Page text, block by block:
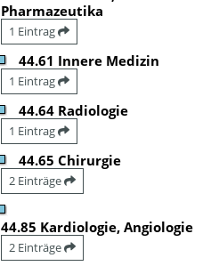
Pharmazeutika
1 Eintrag
44.61 Innere Medizin
1 Eintrag
44.64 Radiologie
1 Eintrag
44.65 Chirurgie
2 Einträge
44.85 Kardiologie, Angiologie
2 Einträge